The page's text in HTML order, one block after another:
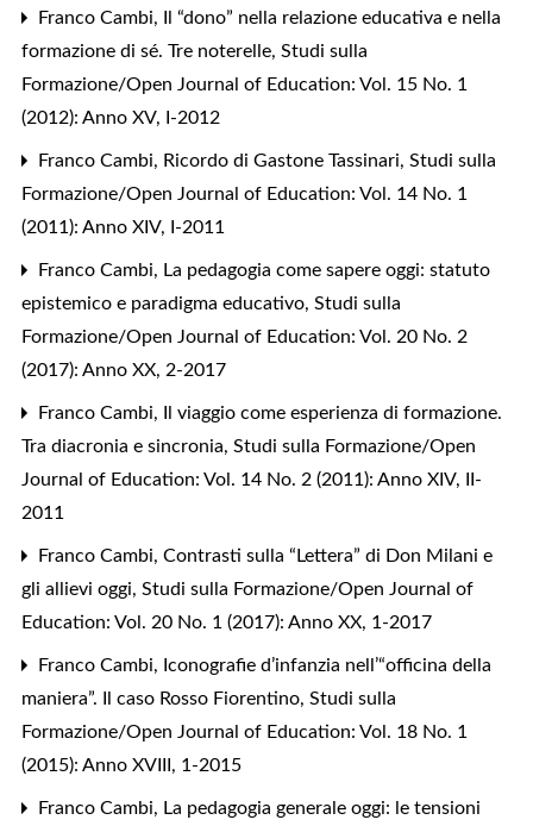
Franco Cambi,
Il “dono” nella relazione educativa e nella
formazione di sé. Tre noterelle, Studi sulla
Formazione/Open Journal of Education: Vol. 15 No. 1
(2012): Anno XV, I-2012
Franco Cambi, Ricordo di Gastone Tassinari, Studi sulla
Formazione/Open Journal of Education: Vol. 14 No. 1
(2011): Anno XIV, I-2011
Franco Cambi, La pedagogia come sapere oggi: statuto
epistemico e paradigma educativo, Studi sulla
Formazione/Open Journal of Education: Vol. 20 No. 2
(2017): Anno XX, 2-2017
Franco Cambi,
Il viaggio come esperienza di formazione.
Tra diacronia e sincronia, Studi sulla Formazione/Open
Journal of Education: Vol. 14 No. 2 (2011): Anno XIV, II-
2011
Franco Cambi, Contrasti sulla “Lettera” di Don Milani e
gli allievi oggi, Studi sulla Formazione/Open Journal of
Education: Vol. 20 No. 1 (2017): Anno XX, 1-2017
Franco Cambi, Iconografie d’infanzia nell’“officina della
maniera”. Il caso Rosso Fiorentino, Studi sulla
Formazione/Open Journal of Education: Vol. 18 No. 1
(2015): Anno XVIII, 1-2015
Franco Cambi, La pedagogia generale oggi: le tensioni